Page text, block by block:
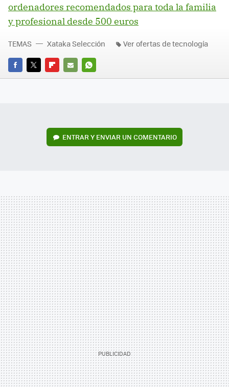
ordenadores recomendados para toda la familia
y profesional desde 500 euros
FACEBOOK
TWITTERFLIPBOARD
E-
WHATSAPP
TEMAS Xataka Selección Ver ofertas de tecnología
ENTRAR Y ENVIAR UN COMENTARIO